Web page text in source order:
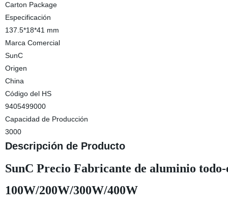
Carton Package
Especificación
137.5*18*41 mm
Marca Comercial
SunC
Origen
China
Código del HS
9405499000
Capacidad de Producción
3000
Descripción de Producto
SunC Precio Fabricante de aluminio
100W/200W/300W/400W